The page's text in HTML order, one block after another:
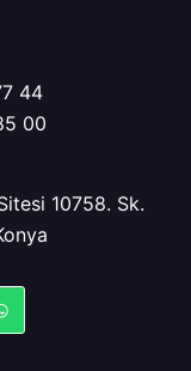
44
00
10758. Sk.